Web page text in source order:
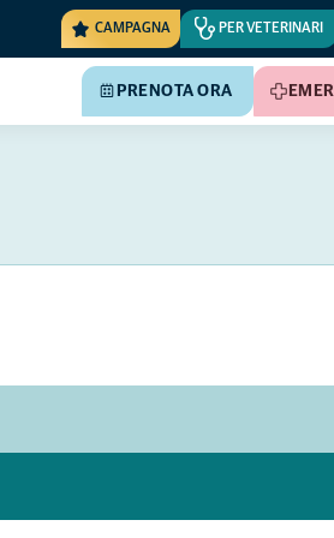
CAMPAGNA PER VETERINARI
PRENOTA ORA